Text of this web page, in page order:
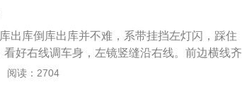
对驾驶证的界定为：机动车驾驶证是指依法允许
，熟练掌握了交通法规知识和驾驶技术后，经
某类机动车的法律凭证。
停车，停车也要30米。转弯路，靠右行，不要
路上，不超车，山崖一边要先行；4、过水路，
，是野生，遇见牛，是牲畜。黄色路牌要注
出库倒库出库并不难，系带挂挡左灯闪，踩住
好右线调车身，左镜竖缝沿右线。前边横线齐
横线角，向右打死方向好；看准左镜等库线，
阅读：2704